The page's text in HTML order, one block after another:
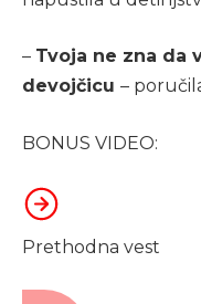
– Tvoja ne zna da
devojčicu –
BONUS VIDEO:
Prethodna vest